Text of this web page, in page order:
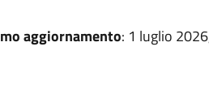
aggiornamento: 1 luglio